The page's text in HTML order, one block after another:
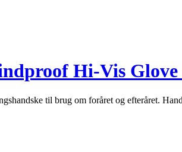
Hi-Vis Glove
til brug om foråret og efteråret.